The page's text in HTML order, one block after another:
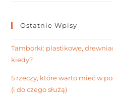
Ostatnie Wpisy
Tamborki: plastikowe,
kiedy?
5 rzeczy, które warto mieć w
(i do czego służą)